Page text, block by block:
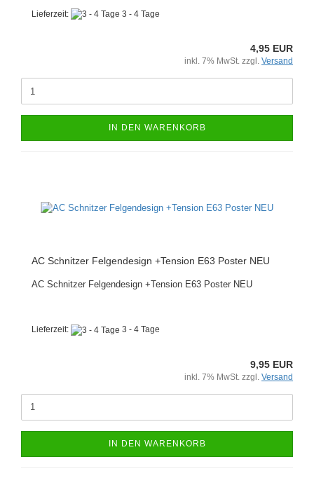
Lieferzeit: 3 - 4 Tage
4,95 EUR
inkl. 7% MwSt. zzgl. Versand
IN DEN WARENKORB
AC Schnitzer Felgendesign +Tension E63 Poster NEU
AC Schnitzer Felgendesign +Tension E63 Poster NEU
Lieferzeit: 3 - 4 Tage
9,95 EUR
inkl. 7% MwSt. zzgl. Versand
IN DEN WARENKORB